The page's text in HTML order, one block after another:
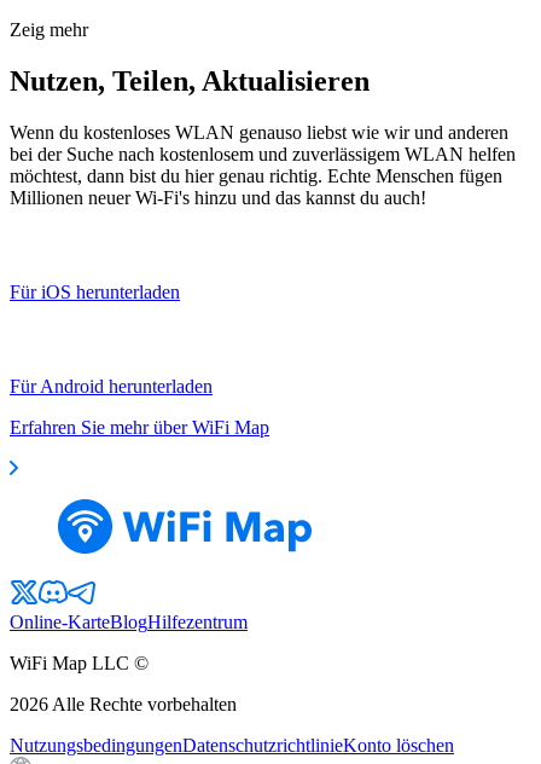
Zeig mehr
Nutzen, Teilen, Aktualisieren
Wenn du kostenloses WLAN genauso liebst wie wir und anderen
bei der Suche nach kostenlosem und zuverlässigem WLAN helfen
möchtest, dann bist du hier genau richtig. Echte Menschen fügen
Millionen neuer Wi-Fi's hinzu und das kannst du auch!
Für iOS herunterladen
Für Android herunterladen
Erfahren Sie mehr über WiFi Map
Online-KarteBlogHilfezentrum
WiFi Map LLC ©
2026 Alle Rechte vorbehalten
NutzungsbedingungenDatenschutzrichtlinieKonto löschen